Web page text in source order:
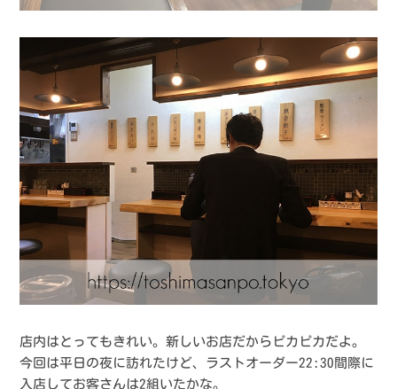
店内はとってもきれい。新しいお店だからピカピカだよ。
今回は平日の夜に訪れたけど、ラストオーダー22:30間際に
入店してお客さんは2組いたかな。